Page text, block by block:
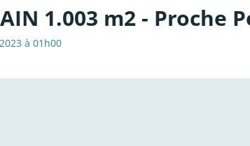
1.003 m2 - Proche
à 01h00